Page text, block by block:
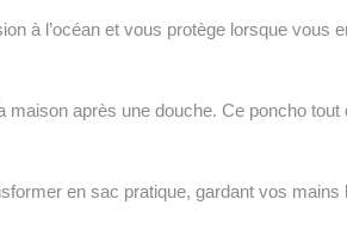
à l’océan et vous protège lorsque vous
après une douche. Ce poncho
en sac pratique, gardant vos